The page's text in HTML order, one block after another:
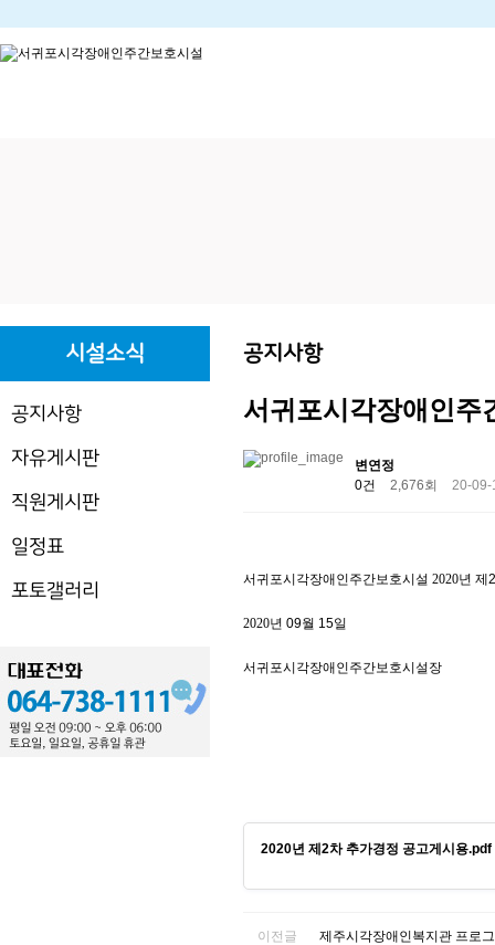
시설소식
공지사항
자유게시판
직원게시판
일정표
포토갤러리
공지사항
서귀포시각장애인주
변연정
0건
2,676회 20-09-
서귀포시각장애인주간보호시설 2020년 제2
2020년 09월 15일
서귀포시각장애인주간보호시설장
2020년 제2차 추가경정 공고게시용.pdf
이전글 제주시각장애인복지관 프로